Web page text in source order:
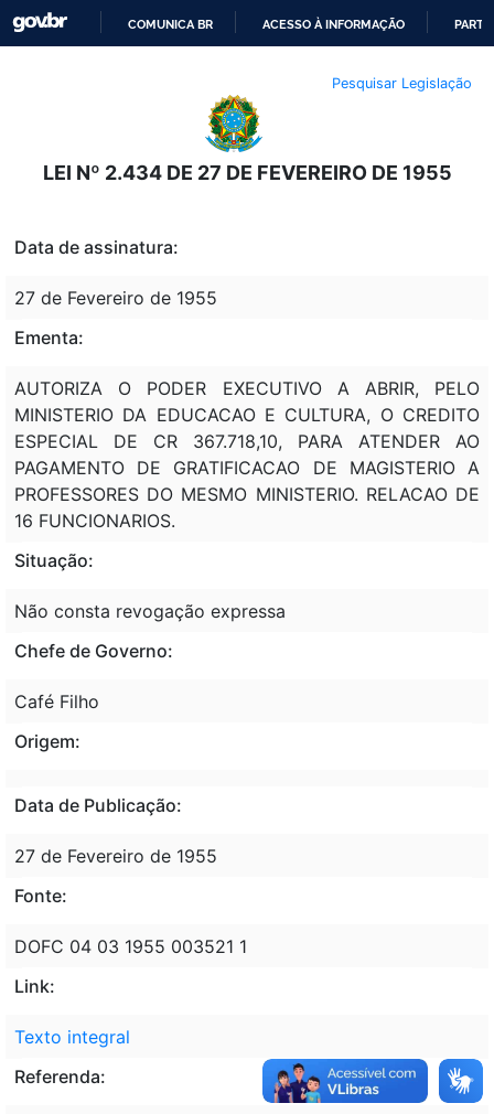
O
CONTEÚDO
COMUNICA BR ACESSO À INFORMAÇÃO
Pesquisar Legislação
LEI Nº 2.434 DE 27 DE FEVEREIRO DE 1955
Data de assinatura:
27 de Fevereiro de 1955
Ementa:
AUTORIZA O PODER EXECUTIVO A ABRIR, PELO
MINISTERIO DA EDUCACAO E CULTURA, O CREDITO
ESPECIAL DE CR 367.718,10, PARA ATENDER AO
PAGAMENTO DE GRATIFICACAO DE MAGISTERIO A
PROFESSORES DO MESMO MINISTERIO. RELACAO DE
16 FUNCIONARIOS.
Situação:
Não consta revogação expressa
Chefe de Governo:
Café Filho
Origem:
Data de Publicação:
27 de Fevereiro de 1955
Fonte:
DOFC 04 03 1955 003521 1
Link:
Texto integral
Referenda: